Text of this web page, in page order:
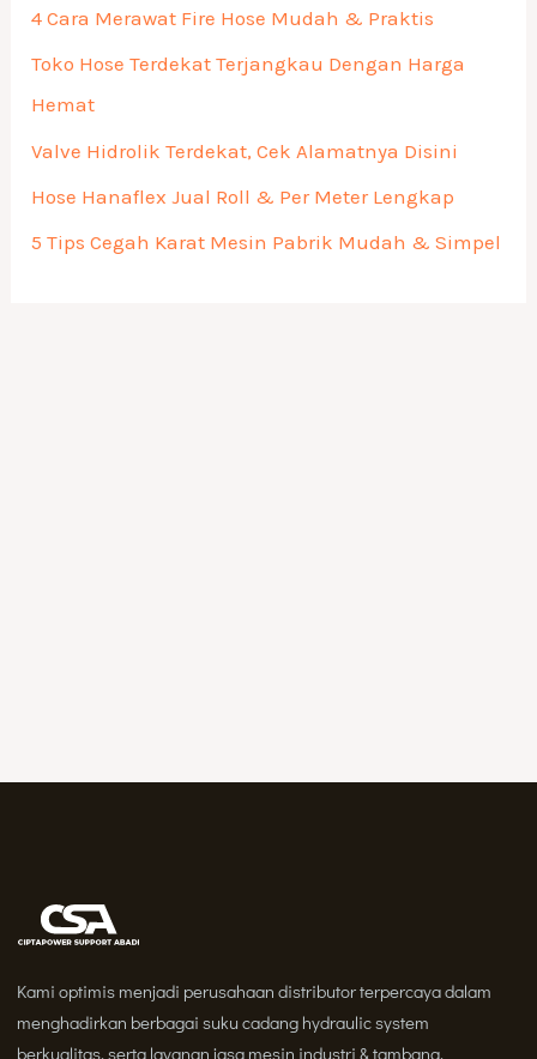
4 Cara Merawat Fire Hose Mudah & Praktis
Toko Hose Terdekat Terjangkau Dengan Harga
Hemat
Valve Hidrolik Terdekat, Cek Alamatnya Disini
Hose Hanaflex Jual Roll & Per Meter Lengkap
5 Tips Cegah Karat Mesin Pabrik Mudah & Simpel
Kami optimis menjadi perusahaan distributor terpercaya dalam
menghadirkan berbagai suku cadang hydraulic system
berkualitas, serta layanan jasa mesin industri & tambang.